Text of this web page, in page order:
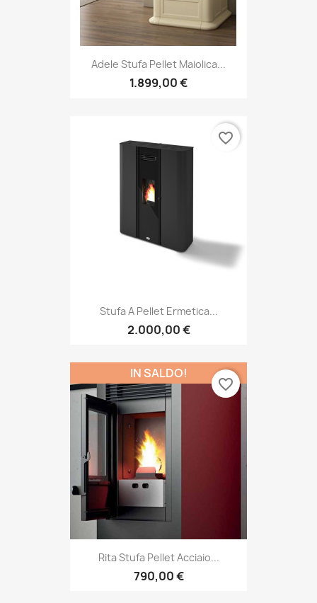
Adele Stufa Pellet Maiolica...
1.899,00 €
Stufa A Pellet Ermetica...
2.000,00 €
favorite_border
Rita Stufa Pellet Acciaio...
790,00 €
IN SALDO!
favorite_border